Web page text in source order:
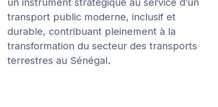
un instrument stratégique au service d’un
transport public moderne, inclusif et
durable, contribuant pleinement à la
transformation du secteur des transports
terrestres au Sénégal.